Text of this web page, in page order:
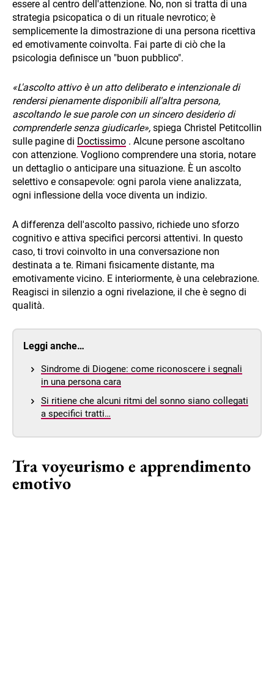
essere al centro dell'attenzione. No, non si tratta di una
strategia psicopatica o di un rituale nevrotico; è
semplicemente la dimostrazione di una persona ricettiva
ed emotivamente coinvolta. Fai parte di ciò che la
psicologia definisce un "buon pubblico".
«L'ascolto attivo è un atto deliberato e intenzionale di
rendersi pienamente disponibili all'altra persona,
ascoltando le sue parole con un sincero desiderio di
comprenderle senza giudicarle», spiega Christel Petitcollin
sulle pagine di Doctissimo . Alcune persone ascoltano
con attenzione. Vogliono comprendere una storia, notare
un dettaglio o anticipare una situazione. È un ascolto
selettivo e consapevole: ogni parola viene analizzata,
ogni inflessione della voce diventa un indizio.
A differenza dell'ascolto passivo, richiede uno sforzo
cognitivo e attiva specifici percorsi attentivi. In questo
caso, ti trovi coinvolto in una conversazione non
destinata a te. Rimani fisicamente distante, ma
emotivamente vicino. E interiormente, è una celebrazione.
Reagisci in silenzio a ogni rivelazione, il che è segno di
qualità.
Leggi anche…
Sindrome di Diogene: come riconoscere i segnali
in una persona cara
Si ritiene che alcuni ritmi del sonno siano collegati
a specifici tratti…
Tra voyeurismo e apprendimento
emotivo